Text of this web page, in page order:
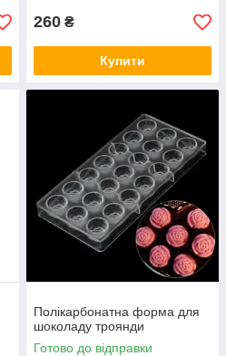
260 ₴
Купити
Полікарбонатна форма для
шоколаду троянди
Готово до відправки